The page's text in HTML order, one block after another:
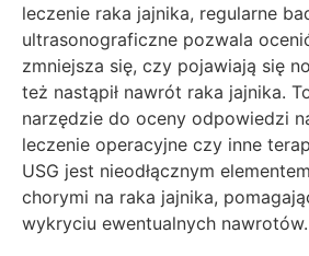
leczenie raka jajnika, regularne
ultrasonograficzne pozwala
zmniejsza się, czy pojawiają się
też nastąpił nawrót raka jajnika.
narzędzie do oceny odpowiedzi
leczenie operacyjne czy inne
USG jest nieodłącznym
chorymi na raka jajnika,
wykryciu ewentualnych nawrotów.